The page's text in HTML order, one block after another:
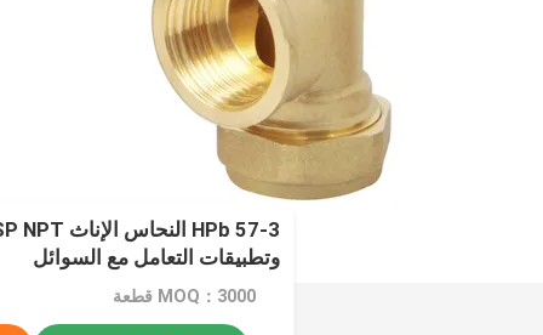
وتطبيقات التعامل مع السوائل
MOQ：3000 قطعة